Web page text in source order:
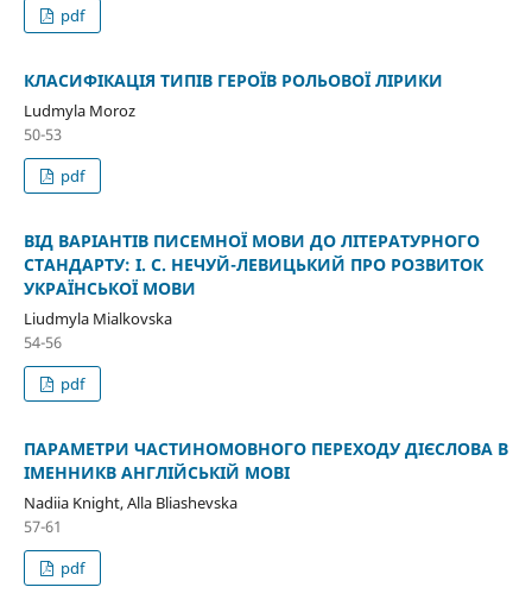
pdf
КЛАСИФІКАЦІЯ ТИПІВ ГЕРОЇВ РОЛЬОВОЇ ЛІРИКИ
Ludmyla Moroz
50-53
pdf
ВІД ВАРІАНТІВ ПИСЕМНОЇ МОВИ ДО ЛІТЕРАТУРНОГО
СТАНДАРТУ: І. С. НЕЧУЙ-ЛЕВИЦЬКИЙ ПРО РОЗВИТОК
УКРАЇНСЬКОЇ МОВИ
Liudmyla Mialkovska
54-56
pdf
ПАРАМЕТРИ ЧАСТИНОМОВНОГО ПЕРЕХОДУ ДІЄСЛОВА В
ІМЕННИКВ АНГЛІЙСЬКІЙ МОВІ
Nadiia Knight, Alla Bliashevska
57-61
pdf